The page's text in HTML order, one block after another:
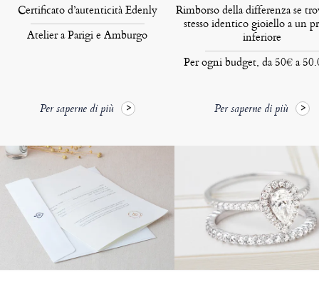
Certificato d’autenticità Edenly
Atelier a Parigi e Amburgo
Per saperne di più
Rimborso della differenza se
stesso identico gioiello a un
inferiore
Per ogni budget, da 50€ a
Per saperne di più